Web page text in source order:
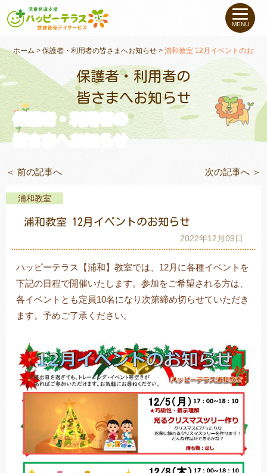
私たちについて
未就学のお子さま（０〜６才）
小学生〜高校生の お子さま
支援事例
教室一覧
トレキング
MENU
ホーム >保護者・利用者の皆さまへお知らせ >浦和教室 12月イベントのお知
保護者・利用者の
皆さまへお知らせ
保護者・利用者の
皆さまへお知らせ
＜ 前の記事へ 次の記事へ ＞
浦和教室
浦和教室 12月イベントのお知らせ
2022年12月09日
ハッピーテラス【浦和】教室では、12月に各種イベントを
下記の日程で開催いたします。参加をご希望される方は、
各イベントとも定員10名になり次第締め切らせていただき
ます。予めご了承ください。